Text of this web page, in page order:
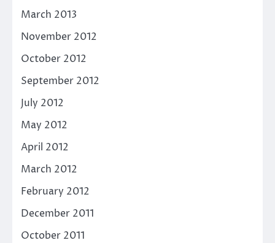
March 2013
November 2012
October 2012
September 2012
July 2012
May 2012
April 2012
March 2012
February 2012
December 2011
October 2011